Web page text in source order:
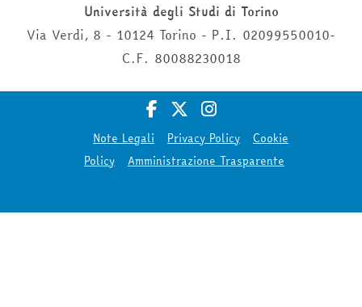
Università degli Studi di Torino
Via Verdi, 8 - 10124 Torino - P.I. 02099550010-
C.F. 80088230018
Note Legali Privacy Policy
Cookie
Policy
Amministrazione Trasparente